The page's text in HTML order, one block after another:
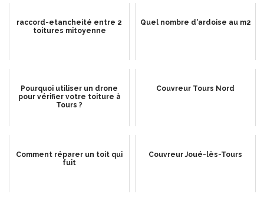
raccord-etancheité entre 2
toitures mitoyenne
Quel nombre d'ardoise au m2
Pourquoi utiliser un drone
pour vérifier votre toiture à
Tours ?
Couvreur Tours Nord
Comment réparer un toit qui
fuit
Couvreur Joué-lès-Tours